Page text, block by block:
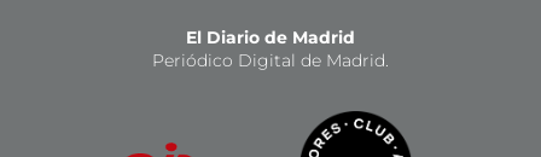
El Diario de Madrid
Periódico Digital de Madrid.